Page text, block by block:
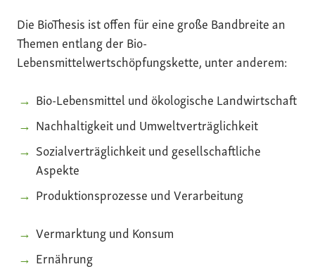
Die BioThesis ist offen für eine große Bandbreite an
Themen entlang der Bio-
Lebensmittelwertschöpfungskette, unter anderem:
Bio-Lebensmittel und ökologische Landwirtschaft
Nachhaltigkeit und Umweltverträglichkeit
Sozialverträglichkeit und gesellschaftliche
Aspekte
Produktionsprozesse und Verarbeitung
Vermarktung und Konsum
Ernährung